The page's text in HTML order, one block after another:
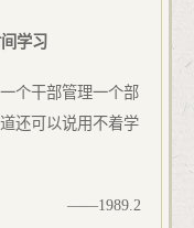
学习
个干部管理一个部
还可以说用不着学
——1989.2